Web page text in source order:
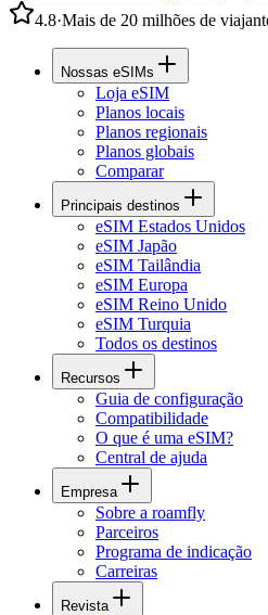
4.8·Mais de 20 milhões de
Nossas eSIMs
Loja eSIM
Planos locais
Planos regionais
Planos globais
Comparar
Principais destinos
eSIM Estados Unidos
eSIM Japão
eSIM Tailândia
eSIM Europa
eSIM Reino Unido
eSIM Turquia
Todos os destinos
Recursos
Guia de configuração
Compatibilidade
O que é uma eSIM?
Central de ajuda
Empresa
Sobre a roamfly
Parceiros
Programa de indicação
Carreiras
Revista